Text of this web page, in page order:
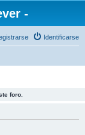
-
Identificarse
foro.